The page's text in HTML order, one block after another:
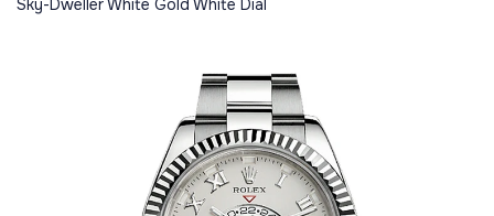
Sky-Dweller White Gold White Dial